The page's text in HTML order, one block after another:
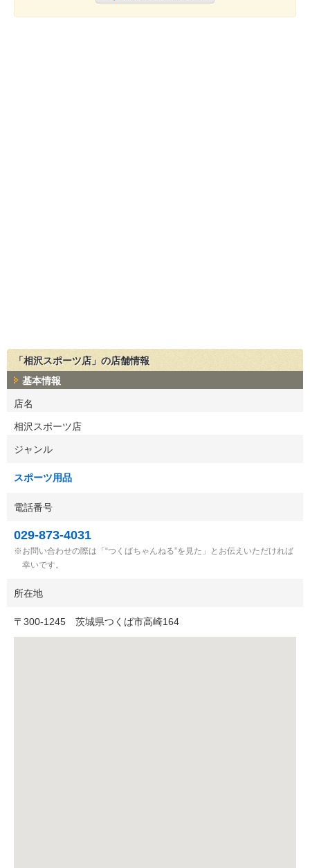
「相沢スポーツ店」の店舗情報
基本情報
店名
相沢スポーツ店
ジャンル
スポーツ用品
電話番号
029-873-4031
お問い合わせの際は「“つくばちゃんねる”を見た」とお伝えいただければ
幸いです。
所在地
〒 300-1245 茨城県つくば市高崎164